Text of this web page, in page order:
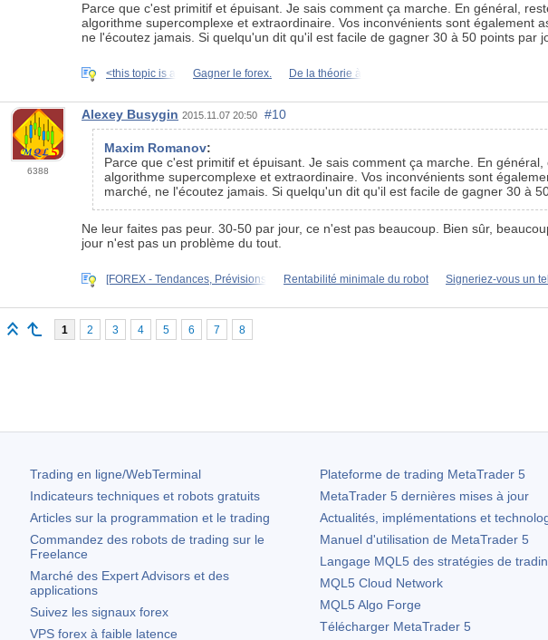
Parce que c'est primitif et épuisant. Je sais comment ça marche. En général,
algorithme supercomplexe et extraordinaire. Vos inconvénients sont également
ne l'écoutez jamais. Si quelqu'un dit qu'il est facile de gagner 30 à 50 points par
<this topic is a Gagner le forex. De la théorie à
6388
Alexey Busygin 2015.11.07 20:50 #10
Maxim Romanov:
Parce que c'est primitif et épuisant. Je sais comment ça marche. En
algorithme supercomplexe et extraordinaire. Vos inconvénients sont
marché, ne l'écoutez jamais. Si quelqu'un dit qu'il est facile de gagner 30 à
Ne leur faites pas peur. 30-50 par jour, ce n'est pas beaucoup. Bien sûr,
jour n'est pas un problème du tout.
[FOREX - Tendances, Prévisions Rentabilité minimale du robot Signeriez-vous un
1 2 3 4 5 6 7 8
Trading en ligne/WebTerminal
Indicateurs techniques et robots gratuits
Articles sur la programmation et le trading
Commandez des robots de trading sur le
Freelance
Marché des Expert Advisors et des
applications
Suivez les signaux forex
VPS forex à faible latence
Plateforme de trading MetaTrader 5
MetaTrader 5dernières mises à jour
Actualités, implémentations et
Manuel d'utilisation de MetaTrader 5
Langage MQL5 des stratégies de
MQL5 Cloud Network
MQL5 Algo Forge
Télécharger MetaTrader 5